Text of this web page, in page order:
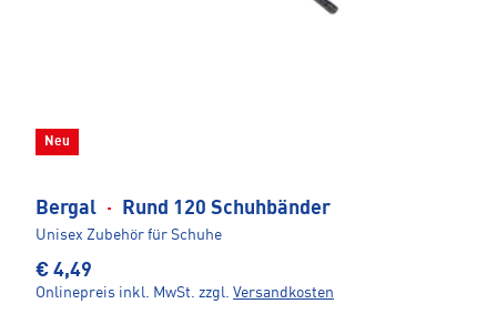
Neu
Bergal · Rund 120 Schuhbänder
Unisex Zubehör für Schuhe
€ 4,49
Onlinepreis inkl. MwSt. zzgl. Versandkosten